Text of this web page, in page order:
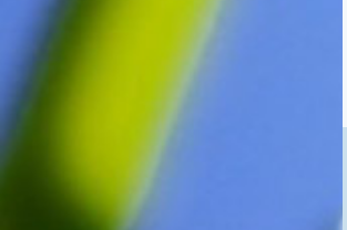
新鮮、不乾淨的東西，可是會
話說「大暑吃鳳梨」，表示這
梨不僅是水果，它也被當成烹
調菜餚時的甜美食材，十分可
來」雷同，所以也被用來作為
祈求平安吉祥、生意興隆的象